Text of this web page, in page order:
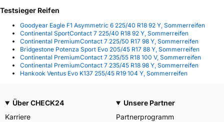
Testsieger Reifen
Goodyear Eagle F1 Asymmetric 6 225/40 R18 92 Y, Sommerreifen
Continental SportContact 7 225/40 R18 92 Y, Sommerreifen
Continental PremiumContact 7 225/50 R17 98 Y, Sommerreifen
Bridgestone Potenza Sport Evo 205/45 R17 88 Y, Sommerreifen
Continental PremiumContact 7 235/55 R18 100 V, Sommerreifen
Continental PremiumContact 7 235/45 R18 98 Y, Sommerreifen
Hankook Ventus Evo K137 255/45 R19 104 Y, Sommerreifen
Über CHECK24
Karriere
Unsere Partner
Partnerprogramm